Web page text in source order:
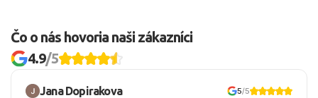
Čo o nás hovoria naši zákazníci
4.9/5
Jana Dopirakova 5/5